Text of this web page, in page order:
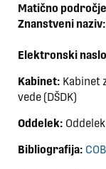
Matično
Znanstveni naziv:
Elektronski
Kabinet: Kabinet
vede (DŠDK)
Oddelek:
Bibliografija: